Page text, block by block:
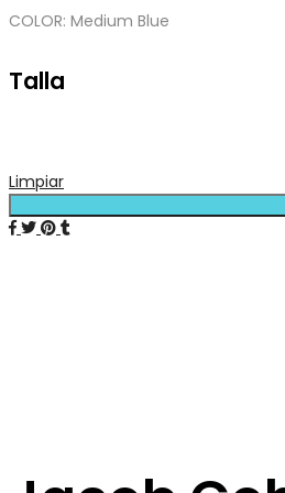
COLOR: Medium Blue
Talla
Limpiar